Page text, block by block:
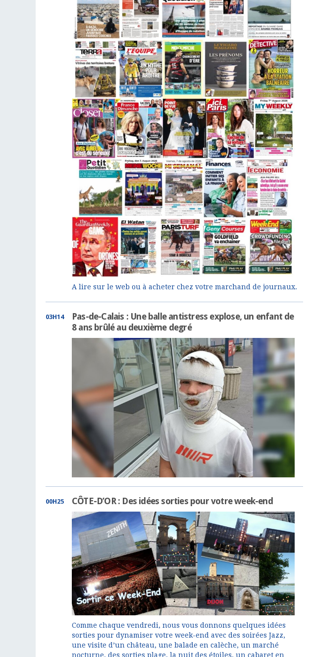
A lire sur le web ou à acheter chez votre marchand de journaux.
03H14
Pas-de-Calais : Une balle antistress explose, un enfant de
8 ans brûlé au deuxième degré
00H25 CÔTE-D’OR : Des idées sorties pour votre week-end
Comme chaque vendredi, nous vous donnons quelques idées
sorties pour dynamiser votre week-end avec des soirées Jazz,
une visite d’un château, une balade en calèche, un marché
nocturne, des sorties plage, la nuit des étoiles, un cabaret en